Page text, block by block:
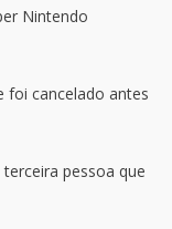
Nintendo
foi cancelado antes
pessoa que